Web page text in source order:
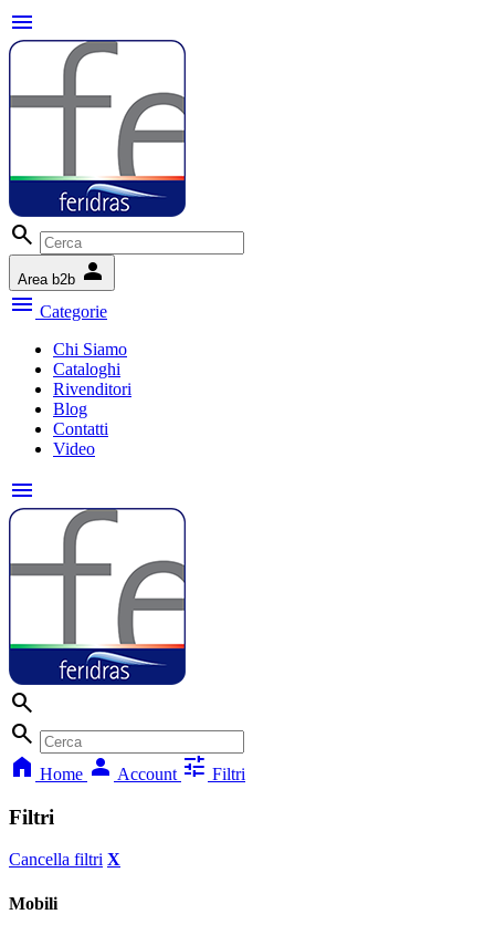
menu
search
Area b2b person
menu Categorie
Chi Siamo
Cataloghi
Rivenditori
Blog
Contatti
Video
menu
search
search
home Home person Account tune Filtri
Filtri
Cancella filtri X
Mobili